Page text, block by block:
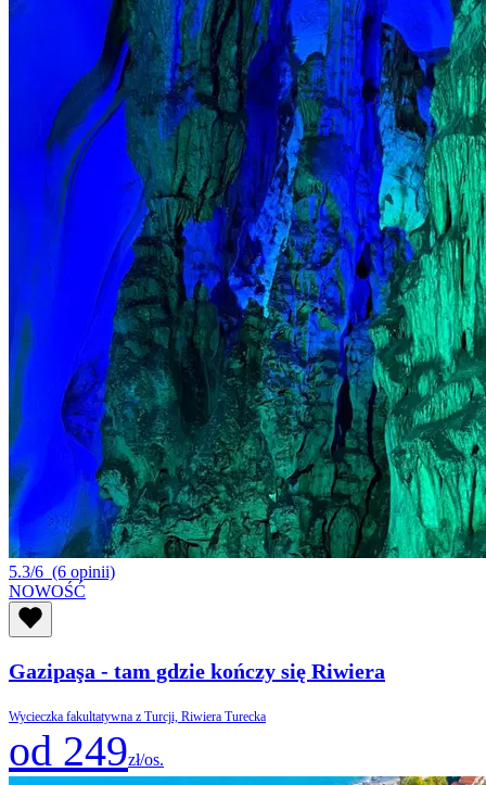
5.3/6 (6 opinii)
NOWOŚĆ
Gazipaşa - tam gdzie kończy się Riwiera
Wycieczka fakultatywna z Turcji, Riwiera Turecka
od 249zł/os.